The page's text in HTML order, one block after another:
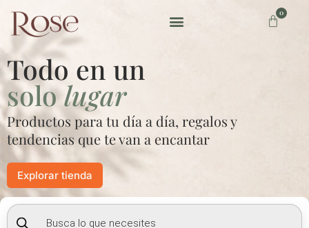
contenido
0
Carrito
Todo en un
sololugar
Productos para tu día a día, regalos y
tendencias que te van a encantar
Explorar tienda
Búsqueda
de
productos